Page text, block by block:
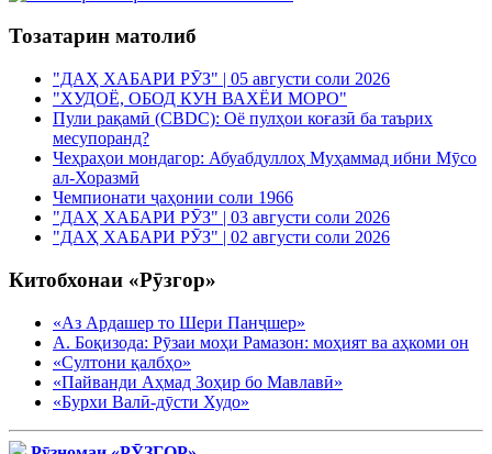
Тозатарин матолиб
"ДАҲ ХАБАРИ РӮЗ" | 05 августи соли 2026
"ХУДОЁ, ОБОД КУН ВАХЁИ МОРО"
Пули рақамӣ (CBDC): Оё пулҳои коғазӣ ба таърих
месупоранд?
Чеҳраҳои мондагор: Абуабдуллоҳ Муҳаммад ибни Мӯсо
ал-Хоразмӣ
Чемпионати ҷаҳонии соли 1966
"ДАҲ ХАБАРИ РӮЗ" | 03 августи соли 2026
"ДАҲ ХАБАРИ РӮЗ" | 02 августи соли 2026
Китобхонаи «Рӯзгор»
«Аз Ардашер то Шери Панҷшер»
А. Боқизода: Рӯзаи моҳи Рамазон: моҳият ва аҳкоми он
«Султони қалбҳо»
«Пайванди Аҳмад Зоҳир бо Мавлавӣ»
«Бурхи Валӣ-дӯсти Худо»